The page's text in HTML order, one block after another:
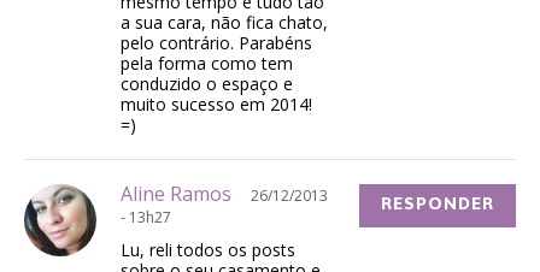
a sua cara, não fica chato,
pelo contrário. Parabéns
pela forma como tem
conduzido o espaço e
muito sucesso em 2014!
=)
Aline Ramos
26/12/2013
- 13h27
Lu, reli todos os posts
RESPONDER